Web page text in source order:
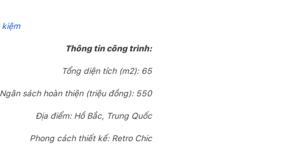
Thông tin công trình:
Tổng diện tích (m2): 65
Ngân sách hoàn thiện (triệu đồng): 550
Địa điểm: Hồ Bắc, Trung Quốc
Phong cách thiết kế: Retro Chic